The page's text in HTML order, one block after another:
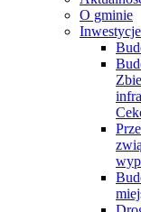
O gminie
Inwestycje